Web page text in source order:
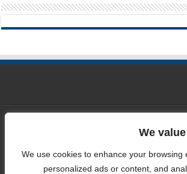
We
We use cookies to enhance your browsing
personalized ads or content, and